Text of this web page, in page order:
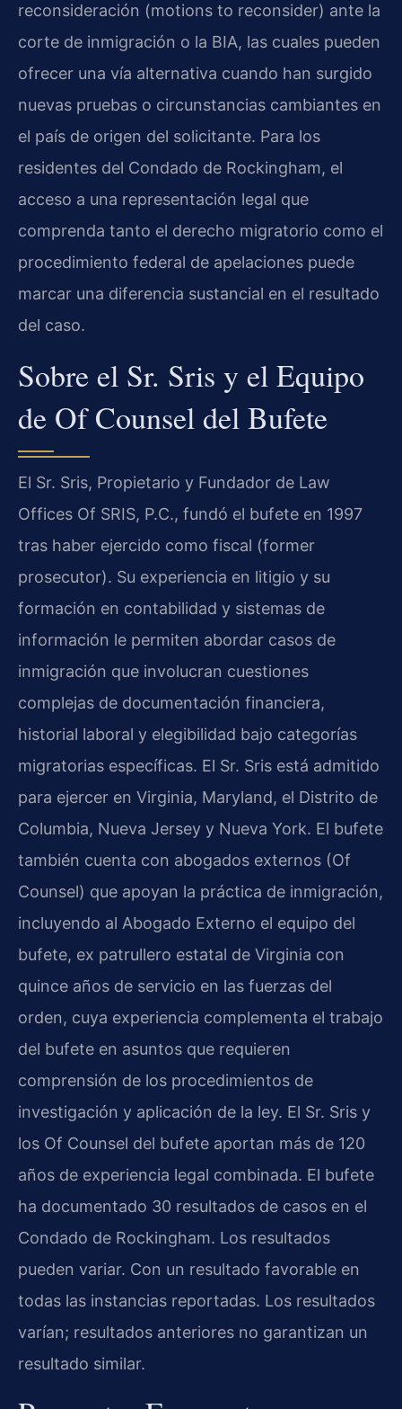
reconsideración (motions to reconsider) ante la
corte de inmigración o la BIA, las cuales pueden
ofrecer una vía alternativa cuando han surgido
nuevas pruebas o circunstancias cambiantes en
el país de origen del solicitante. Para los
residentes del Condado de Rockingham, el
acceso a una representación legal que
comprenda tanto el derecho migratorio como el
procedimiento federal de apelaciones puede
marcar una diferencia sustancial en el resultado
del caso.
Sobre el Sr. Sris y el Equipo
de Of Counsel del Bufete
El Sr. Sris, Propietario y Fundador de Law
Offices Of SRIS, P.C., fundó el bufete en 1997
tras haber ejercido como fiscal (former
prosecutor). Su experiencia en litigio y su
formación en contabilidad y sistemas de
información le permiten abordar casos de
inmigración que involucran cuestiones
complejas de documentación financiera,
historial laboral y elegibilidad bajo categorías
migratorias específicas. El Sr. Sris está admitido
para ejercer en Virginia, Maryland, el Distrito de
Columbia, Nueva Jersey y Nueva York. El bufete
también cuenta con abogados externos (Of
Counsel) que apoyan la práctica de inmigración,
incluyendo al Abogado Externo el equipo del
bufete, ex patrullero estatal de Virginia con
quince años de servicio en las fuerzas del
orden, cuya experiencia complementa el trabajo
del bufete en asuntos que requieren
comprensión de los procedimientos de
investigación y aplicación de la ley. El Sr. Sris y
los Of Counsel del bufete aportan más de 120
años de experiencia legal combinada. El bufete
ha documentado 30 resultados de casos en el
Condado de Rockingham. Los resultados
pueden variar. Con un resultado favorable en
todas las instancias reportadas. Los resultados
varían; resultados anteriores no garantizan un
resultado similar.